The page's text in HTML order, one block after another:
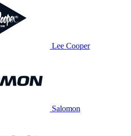
Lee Cooper
Salomon